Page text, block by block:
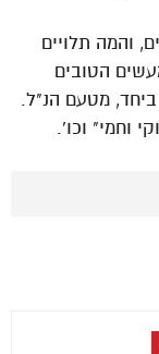
והמה תלויים
הטובים
מטעם הנ"ל.
וחמי" וכו'.